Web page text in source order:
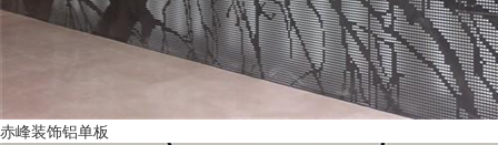
赤峰装饰铝单板